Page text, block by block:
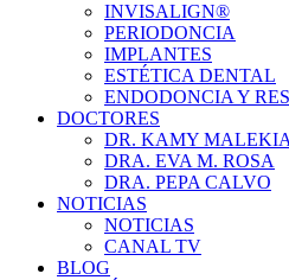
INVISALIGN®
PERIODONCIA
IMPLANTES
ESTÉTICA DENTAL
ENDODONCIA Y
DOCTORES
DR. KAMY
DRA. EVA M. ROSA
DRA. PEPA CALVO
NOTICIAS
NOTICIAS
CANAL TV
BLOG